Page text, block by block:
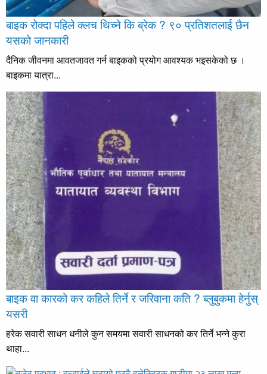
बाइक रोक्दा पहिले क्लच थिच्ने कि ब्रेक ? ९० प्रतिशतलाई छैन
यसको जानकारी
दैनिक जीवनमा आवतजावत गर्न बाइकको प्रयोग आवश्यक भइसकेको छ ।
बाइकमा यात्रा...
बाइक वा कारको कर कहिले तिर्ने र जरिवाना कति ? ब्लुबुकमा हेर्नुस्
यसरी
हरेक सवारी साधन धनीले कुन समयमा सवारी साधनको कर तिर्ने भन्ने कुरा
थाहा...